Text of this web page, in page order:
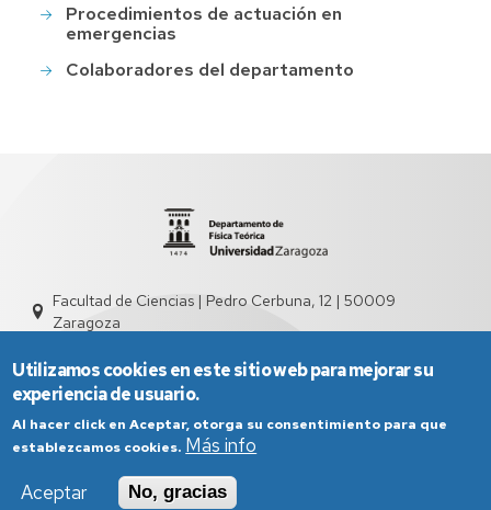
Procedimientos de actuación en
emergencias
Colaboradores del departamento
Facultad de Ciencias | Pedro Cerbuna, 12 | 50009
Zaragoza
Aviso Legal
Condiciones generales de uso
Utilizamos cookies en este sitio web para mejorar su
experiencia de usuario.
Al hacer click en Aceptar, otorga su consentimiento para que
establezcamos cookies. Más info
Aceptar
No, gracias